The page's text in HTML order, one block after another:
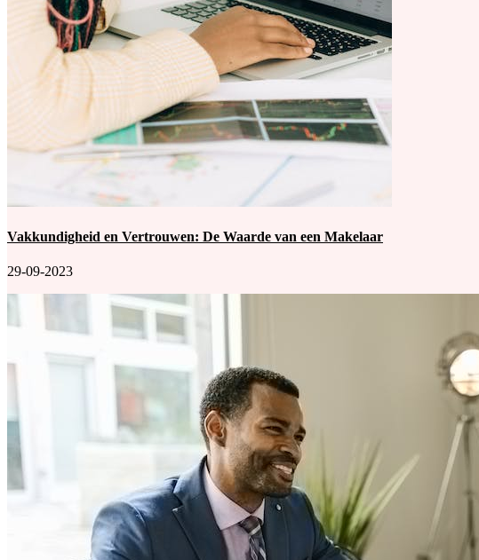
Vakkundigheid en Vertrouwen: De Waarde van een Makelaar
29-09-2023